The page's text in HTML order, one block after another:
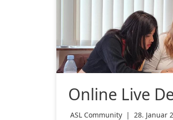
Online Live
ASL Community | 28. Januar